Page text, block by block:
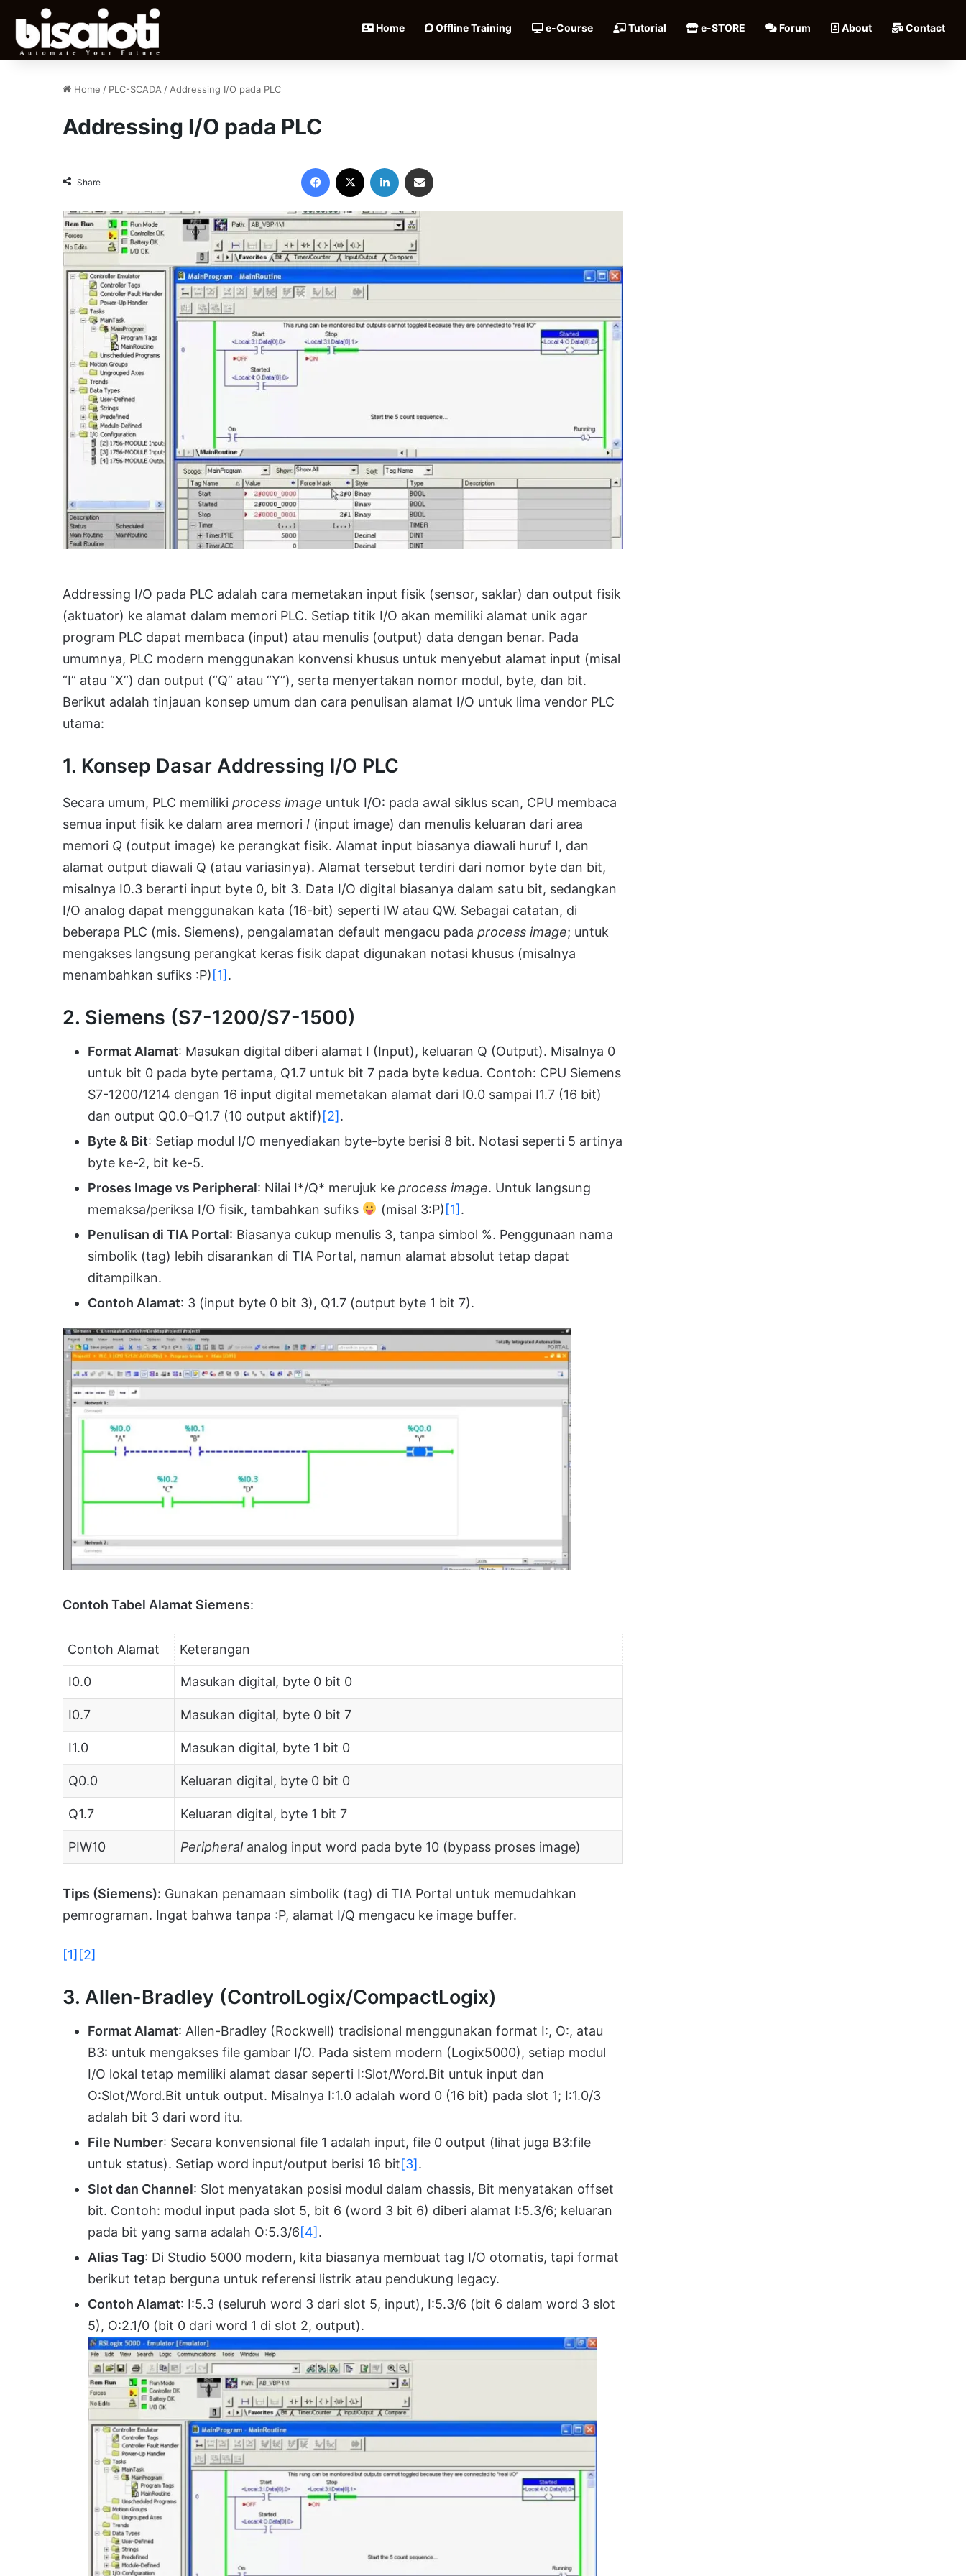
Home Offline Training e-Course Tutorial e-STORE Forum About Contact
Home / PLC-SCADA / Addressing I/O pada PLC
Addressing I/O pada PLC
Share
Facebook LinkedIn
Addressing I/O pada PLC adalah cara memetakan input fisik (sensor, saklar) dan output fisik
(aktuator) ke alamat dalam memori PLC. Setiap titik I/O akan memiliki alamat unik agar
program PLC dapat membaca (input) atau menulis (output) data dengan benar. Pada
umumnya, PLC modern menggunakan konvensi khusus untuk menyebut alamat input (misal
“I” atau “X”) dan output (“Q” atau “Y”), serta menyertakan nomor modul, byte, dan bit.
Berikut adalah tinjauan konsep umum dan cara penulisan alamat I/O untuk lima vendor PLC
utama:
1. Konsep Dasar Addressing I/O PLC
Secara umum, PLC memiliki process image untuk I/O: pada awal siklus scan, CPU membaca
semua input fisik ke dalam area memori I (input image) dan menulis keluaran dari area
memori Q (output image) ke perangkat fisik. Alamat input biasanya diawali huruf I, dan
alamat output diawali Q (atau variasinya). Alamat tersebut terdiri dari nomor byte dan bit,
misalnya I0.3 berarti input byte 0, bit 3. Data I/O digital biasanya dalam satu bit, sedangkan
I/O analog dapat menggunakan kata (16-bit) seperti IW atau QW. Sebagai catatan, di
beberapa PLC (mis. Siemens), pengalamatan default mengacu pada process image; untuk
mengakses langsung perangkat keras fisik dapat digunakan notasi khusus (misalnya
menambahkan sufiks :P) [1] .
2. Siemens (S7-1200/S7-1500)
Format Alamat: Masukan digital diberi alamat I (Input), keluaran Q (Output). Misalnya 0
untuk bit 0 pada byte pertama, Q1.7 untuk bit 7 pada byte kedua. Contoh: CPU Siemens
S7-1200/1214 dengan 16 input digital memetakan alamat dari I0.0 sampai I1.7 (16 bit)
dan output Q0.0–Q1.7 (10 output aktif)[2].
Byte & Bit: Setiap modul I/O menyediakan byte-byte berisi 8 bit. Notasi seperti 5 artinya
byte ke-2, bit ke-5.
Proses Image vs Peripheral: Nilai I*/Q* merujuk ke process image. Untuk langsung
memaksa/periksa I/O fisik, tambahkan sufiks
(misal 3:P)[1].
Penulisan di TIA Portal: Biasanya cukup menulis 3, tanpa simbol %. Penggunaan nama
simbolik (tag) lebih disarankan di TIA Portal, namun alamat absolut tetap dapat
ditampilkan.
Contoh Alamat: 3 (input byte 0 bit 3), Q1.7 (output byte 1 bit 7).
Contoh Tabel Alamat Siemens:
Contoh Alamat Keterangan
I0.0 Masukan digital, byte 0 bit 0
I0.7 Masukan digital, byte 0 bit 7
I1.0 Masukan digital, byte 1 bit 0
Q0.0 Keluaran digital, byte 0 bit 0
Q1.7 Keluaran digital, byte 1 bit 7
PIW10 Peripheralanalog input word pada byte 10 (bypass proses image)
Tips (Siemens): Gunakan penamaan simbolik (tag) di TIA Portal untuk memudahkan
pemrograman. Ingat bahwa tanpa :P, alamat I/Q mengacu ke image buffer.
[1] [2]
3. Allen-Bradley (ControlLogix/CompactLogix)
Format Alamat: Allen-Bradley (Rockwell) tradisional menggunakan format I:, O:, atau
B3: untuk mengakses file gambar I/O. Pada sistem modern (Logix5000), setiap modul
I/O lokal tetap memiliki alamat dasar seperti I:Slot/Word.Bit untuk input dan
O:Slot/Word.Bit untuk output. Misalnya I:1.0 adalah word 0 (16 bit) pada slot 1; I:1.0/3
adalah bit 3 dari word itu.
File Number: Secara konvensional file 1 adalah input, file 0 output (lihat juga B3:file
untuk status). Setiap word input/output berisi 16 bit[3].
Slot dan Channel: Slot menyatakan posisi modul dalam chassis, Bit menyatakan offset
bit. Contoh: modul input pada slot 5, bit 6 (word 3 bit 6) diberi alamat I:5.3/6; keluaran
pada bit yang sama adalah O:5.3/6[4].
Alias Tag: Di Studio 5000 modern, kita biasanya membuat tag I/O otomatis, tapi format
berikut tetap berguna untuk referensi listrik atau pendukung legacy.
Contoh Alamat: I:5.3 (seluruh word 3 dari slot 5, input), I:5.3/6 (bit 6 dalam word 3 slot
5), O:2.1/0 (bit 0 dari word 1 di slot 2, output).